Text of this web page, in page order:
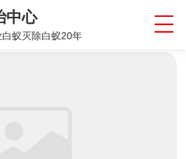
中心
蚁灭除白蚁20年